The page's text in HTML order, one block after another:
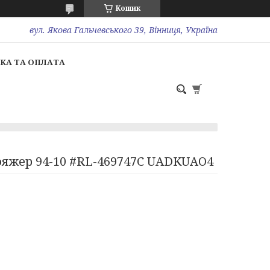
Кошик
вул. Якова Гальчевського 39, Вінниця, Україна
ТА ОПЛАТА
94-10 #RL-469747C UADKUAO4